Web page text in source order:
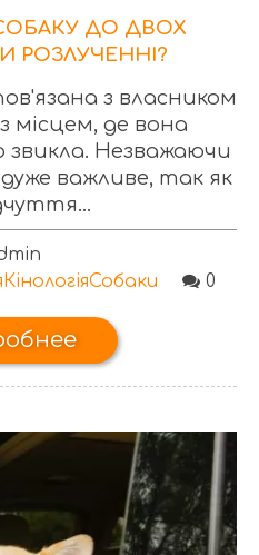
ДО ДВОХ
РОЗЛУЧЕННІ?
з власником
місцем, де вона
звикла. Незважаючи
важливе, так як
КінологіяСобаки 0